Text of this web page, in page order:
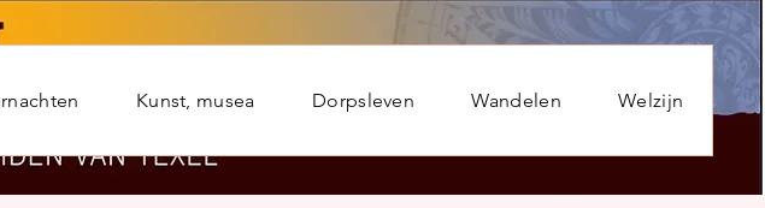
Kunst, musea Dorpsleven Wandelen Welzijn